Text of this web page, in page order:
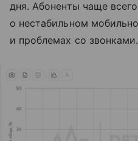
дня. Абоненты чаще
о нестабильном
и проблемах со звонками.